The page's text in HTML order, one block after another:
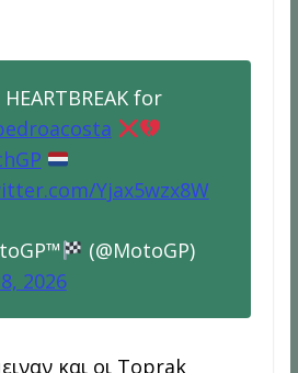
HEARTBREAK for
Yjax5wzx8W
(@MotoGP)
2026
και οι Toprak